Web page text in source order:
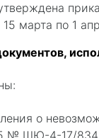
марта по 1
о
№ ШЮ-4-17/